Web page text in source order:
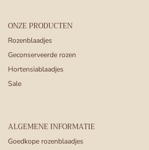
ONZE PRODUCTEN
Rozenblaadjes
Geconserveerde rozen
Hortensiablaadjes
Sale
ALGEMENE INFORMATIE
Goedkope rozenblaadjes